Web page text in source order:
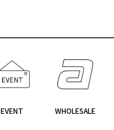
EVENT WHOLESALE